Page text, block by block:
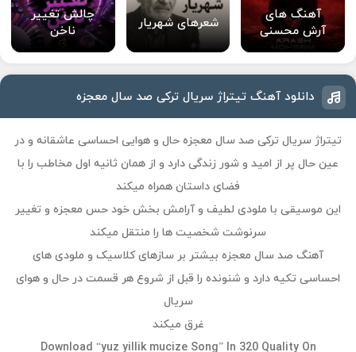
آهنگ های
آرش محسنی
شعرهای شهریار
چالش تغییر
ناخن
دانلود آهنگ تیتراژ سریال ترکی صد سال معجزه
تیتراژ سریال ترکی صد سال معجزه حال و هوایی احساسی عاشقانه و در
عین حال پر از امید و شور زندگی دارد و از همان ثانیه اول مخاطب را با
فضای داستان همراه میکند
این موسیقی با ملودی لطیف و آرامش بخش خود حس معجزه و تغییر
سرنوشت شخصیت ها را منتقل میکند
آهنگ صد سال معجزه بیشتر بر سازهای کلاسیک و ملودی های
احساسی تکیه دارد و شنونده را قبل از شروع هر قسمت در حال و هوای
سریال
غرق میکند
Download “yuz yillik mucize Song” In 320 Quality On